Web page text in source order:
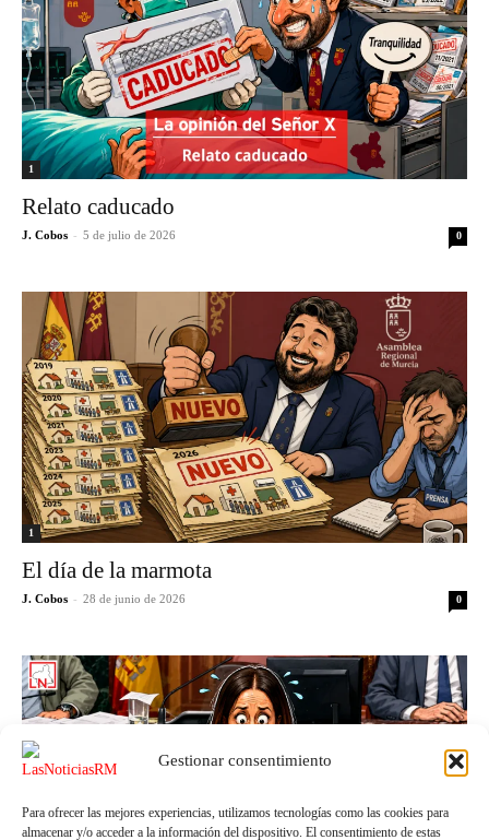
Gestionar consentimiento
Para ofrecer las mejores experiencias, utilizamos tecnologías como las cookies para
almacenar y/o acceder a la información del dispositivo. El consentimiento de estas
1
Relato caducado
J. Cobos - 5 de julio de 2026 0
1
El día de la marmota
J. Cobos - 28 de junio de 2026 0